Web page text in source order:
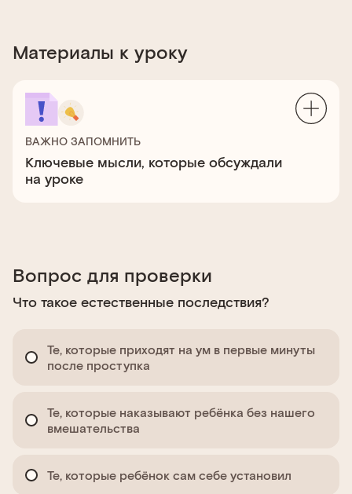
Материалы к уроку
ВАЖНО ЗАПОМНИТЬ
Ключевые мысли, которые обсуждали
на уроке
Вопрос для проверки
Что такое естественные последствия?
Те, которые приходят на ум в первые минуты
после проступка
Те, которые наказывают ребёнка без нашего
вмешательства
Те, которые ребёнок сам себе установил